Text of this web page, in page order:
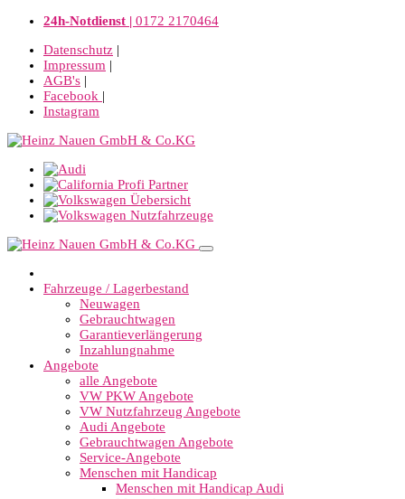
24h-Notdienst | 0172 2170464
Datenschutz |
Impressum |
AGB's |
Facebook |
Instagram
Fahrzeuge / Lagerbestand
Neuwagen
Gebrauchtwagen
Garantieverlängerung
Inzahlungnahme
Angebote
alle Angebote
VW PKW Angebote
VW Nutzfahrzeug Angebote
Audi Angebote
Gebrauchtwagen Angebote
Service-Angebote
Menschen mit Handicap
Menschen mit Handicap Audi